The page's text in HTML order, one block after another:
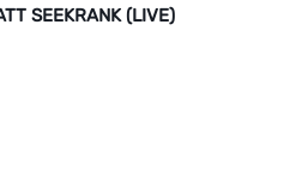
SEEKRANK (LIVE)